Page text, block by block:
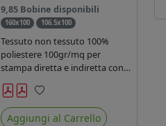
9,85 Bobine disponibili
160x100 106.5x100
Tessuto non tessuto 100%
poliestere 100gr/mq per
stampa diretta e indiretta con
inchiostro sublimatico, latex e
uv.
Preferiti
Aggiungi al Carrello